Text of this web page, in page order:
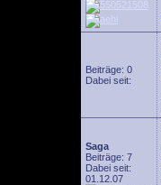
Beiträge: 0
Dabei seit:
Saga
Beiträge: 7
Dabei seit:
01.12.07